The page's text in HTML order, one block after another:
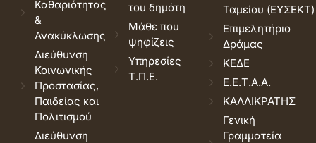
Καθαριότητας
&
Ανακύκλωσης
Διεύθυνση
Κοινωνικής
Προστασίας,
Παιδείας και
Πολιτισμού
Διεύθυνση
του δημότη
Μάθε που
ψηφίζεις
Υπηρεσίες
Τ.Π.Ε.
Ταμείου (ΕΥΣΕΚΤ)
Επιμελητήριο
Δράμας
ΚΕΔΕ
Ε.Ε.Τ.Α.Α.
ΚΑΛΛΙΚΡΑΤΗΣ
Γενική
Γραμματεία